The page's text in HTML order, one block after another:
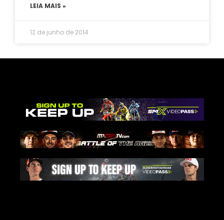
LEIA MAIS »
12 de junho de 2014